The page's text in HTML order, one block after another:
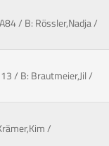
/ B: Rössler,Nadja /
/ B: Brautmeier,Jil /
/